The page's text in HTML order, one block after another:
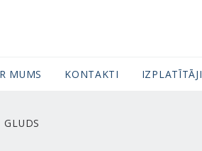
MUMS KONTAKTI IZPLATĪTĀJI
GLUDS